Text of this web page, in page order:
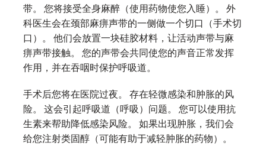
带。 您将接受全身麻醉（使用药物使您入睡）。 外
科医生会在颈部麻痹声带的一侧做一个切口（手术切
口）。 他们会放置一块硅胶材料，让活动声带与麻
痹声带接触。 您的声带会共同使您的声音正常发挥
作用，并在吞咽时保护呼吸道。
手术后您将在医院过夜。 存在轻微感染和肿胀的风
险。 这会引起呼吸道（呼吸）问题。 您可以使用抗
生素来帮助降低感染风险。 如果出现肿胀，我们会
给您注射类固醇（可能有助于减轻肿胀的药物）。